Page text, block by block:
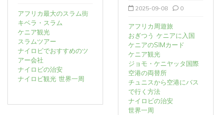
アフリカ最大のスラム街
キベラ・スラム
ケニア観光
スラムツアー
ナイロビでおすすめのツ
アー会社
ナイロビの治安
ナイロビ観光 世界一周
2025-09-08 0
アフリカ周遊旅
おぎつう ケニアに入国
ケニアのSIMカード
ケニア観光
ジョモ・ケニヤッタ国際
空港の両替所
チュニスから空港にバス
で行く方法
ナイロビの治安
世界一周